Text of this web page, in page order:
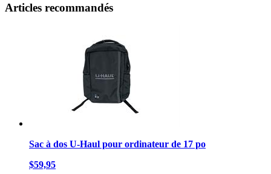
Articles recommandés
Sac à dos U-Haul pour ordinateur de 17 po
$59,95